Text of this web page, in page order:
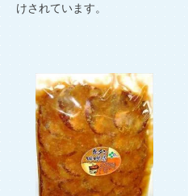
けされています。